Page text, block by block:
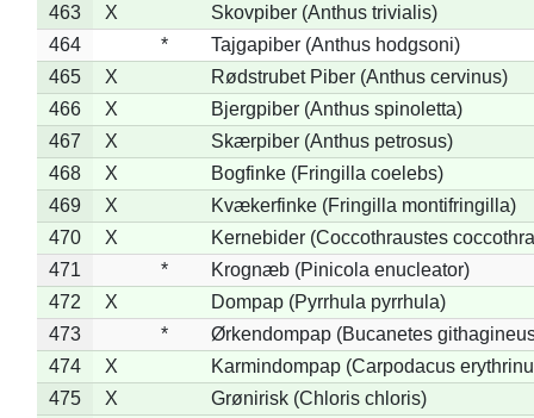
463
X
Skovpiber (Anthus trivialis)
464
*
Tajgapiber (Anthus hodgsoni)
465
X
Rødstrubet Piber (Anthus cervinus)
466
X
Bjergpiber (Anthus spinoletta)
467
X
Skærpiber (Anthus petrosus)
468
X
Bogfinke (Fringilla coelebs)
469
X
Kvækerfinke (Fringilla montifringilla)
470
X
Kernebider (Coccothraustes
471
*
Krognæb (Pinicola enucleator)
472
X
Dompap (Pyrrhula pyrrhula)
473
*
Ørkendompap (Bucanetes
474
X
Karmindompap (Carpodacus
475
X
Grønirisk (Chloris chloris)